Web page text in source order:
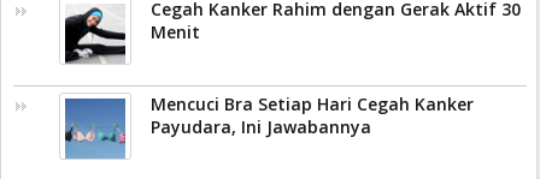
Cegah Kanker Rahim dengan Gerak Aktif 30
Menit
Mencuci Bra Setiap Hari Cegah Kanker
Payudara, Ini Jawabannya